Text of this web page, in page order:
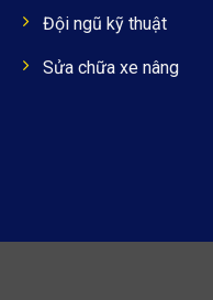
Đội ngũ kỹ thuật
Sửa chữa xe nâng